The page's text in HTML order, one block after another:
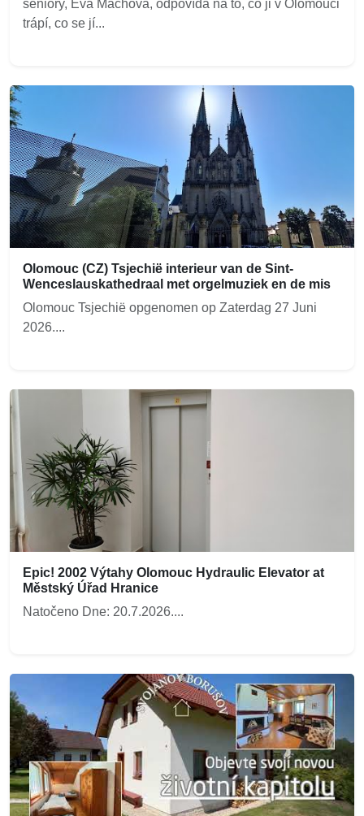
seniory, Eva Machová, odpovídá na to, co ji v Olomouci
trápí, co se jí...
Olomouc (CZ) Tsjechië interieur van de Sint-
Wenceslauskathedraal met orgelmuziek en de mis
Olomouc Tsjechië opgenomen op Zaterdag 27 Juni
2026....
Epic! 2002 Výtahy Olomouc Hydraulic Elevator at
Městský Úřad Hranice
Natočeno Dne: 20.7.2026....